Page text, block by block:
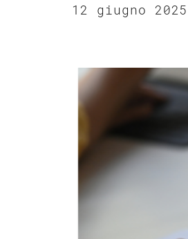
12 giugno 2025